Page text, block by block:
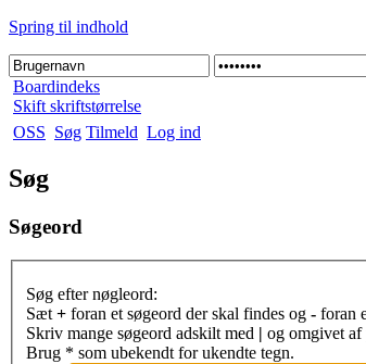
Spring til indhold
Boardindeks
Skift skriftstørrelse
OSS Søg Tilmeld Log ind
Søg
Søgeord
Søg efter nøgleord:
Sæt + foran et søgeord der skal findes og - foran
Skriv mange søgeord adskilt med | og omgivet af
Brug * som ubekendt for ukendte tegn.